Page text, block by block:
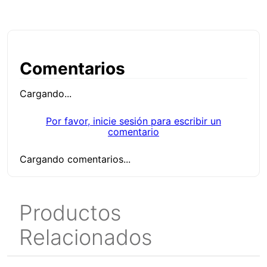
Comentarios
Cargando...
Por favor, inicie sesión para escribir un
comentario
Cargando comentarios...
Productos
Relacionados